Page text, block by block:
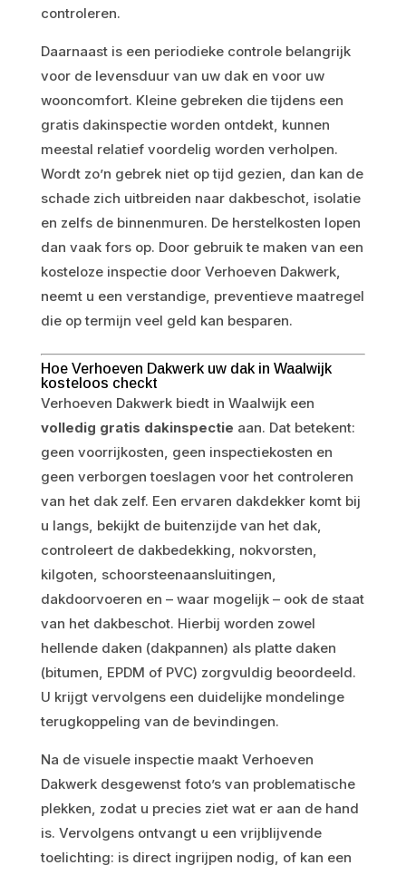
controleren.
Daarnaast is een periodieke controle belangrijk
voor de levensduur van uw dak en voor uw
wooncomfort. Kleine gebreken die tijdens een
gratis dakinspectie worden ontdekt, kunnen
meestal relatief voordelig worden verholpen.
Wordt zo’n gebrek niet op tijd gezien, dan kan de
schade zich uitbreiden naar dakbeschot, isolatie
en zelfs de binnenmuren. De herstelkosten lopen
dan vaak fors op. Door gebruik te maken van een
kosteloze inspectie door Verhoeven Dakwerk,
neemt u een verstandige, preventieve maatregel
die op termijn veel geld kan besparen.
Hoe Verhoeven Dakwerk uw dak in Waalwijk
kosteloos checkt
Verhoeven Dakwerk biedt in Waalwijk een
volledig gratis dakinspectie aan. Dat betekent:
geen voorrijkosten, geen inspectiekosten en
geen verborgen toeslagen voor het controleren
van het dak zelf. Een ervaren dakdekker komt bij
u langs, bekijkt de buitenzijde van het dak,
controleert de dakbedekking, nokvorsten,
kilgoten, schoorsteenaansluitingen,
dakdoorvoeren en – waar mogelijk – ook de staat
van het dakbeschot. Hierbij worden zowel
hellende daken (dakpannen) als platte daken
(bitumen, EPDM of PVC) zorgvuldig beoordeeld.
U krijgt vervolgens een duidelijke mondelinge
terugkoppeling van de bevindingen.
Na de visuele inspectie maakt Verhoeven
Dakwerk desgewenst foto’s van problematische
plekken, zodat u precies ziet wat er aan de hand
is. Vervolgens ontvangt u een vrijblijvende
toelichting: is direct ingrijpen nodig, of kan een